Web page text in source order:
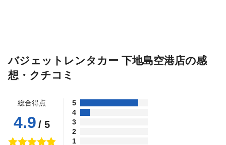
バジェットレンタカー 下地島空港店の感
想・クチコミ
総合得点
4.9 / 5
5
4
3
2
1